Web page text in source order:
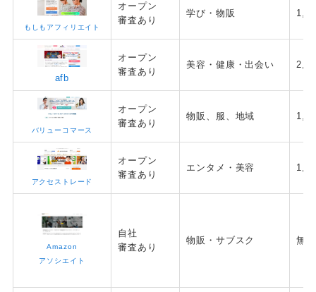
もしもアフィリエイト
オープン
審査あり
学び・物販
afb
オープン
審査あり
美容・健康・出会い
バリューコマース
オープン
審査あり
物販、服、地域
アクセストレード
オープン
審査あり
エンタメ・美容
Amazon
アソシエイト
自社
審査あり
物販・サブスク 無数